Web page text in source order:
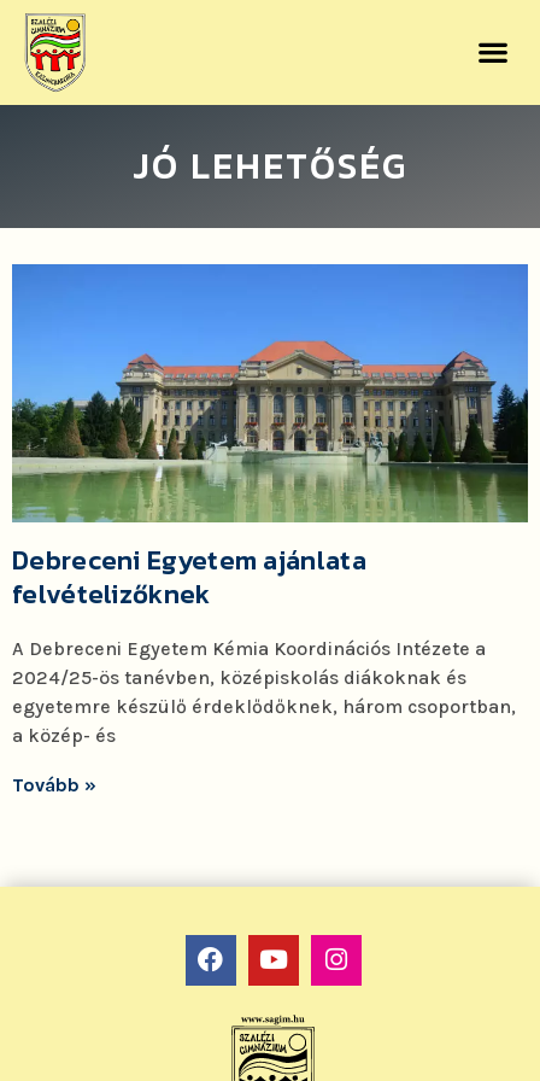
JÓ LEHETŐSÉG
Debreceni Egyetem ajánlata
felvételizőknek
A Debreceni Egyetem Kémia Koordinációs Intézete a
2024/25-ös tanévben, középiskolás diákoknak és
egyetemre készülő érdeklődőknek, három csoportban,
a közép- és
Tovább »